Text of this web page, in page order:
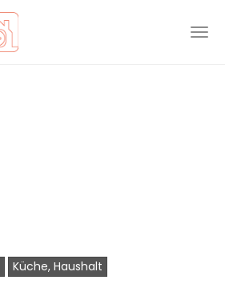
Küche, Haushalt